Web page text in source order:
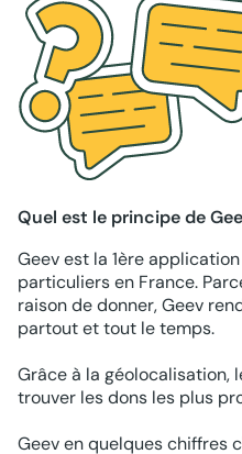
Quel est le principe de
Geev est la 1ère
particuliers en France.
raison de donner, Geev
partout et tout le temps.
Grâce à la géolocalisation,
trouver les dons les plus
Geev en quelques chiffres